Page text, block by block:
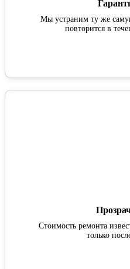
Мы устраним ту же
повторится в
Стоимость ремонта
только